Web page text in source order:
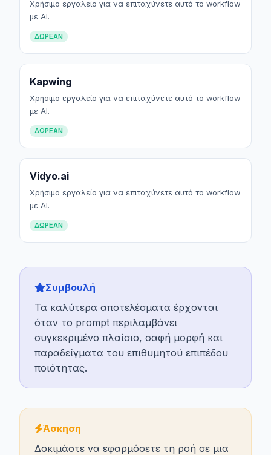
Χρήσιμο εργαλείο για να επιταχύνετε αυτό το workflow
με AI.
ΔΩΡΕΆΝ
Kapwing
Χρήσιμο εργαλείο για να επιταχύνετε αυτό το workflow
με AI.
ΔΩΡΕΆΝ
Vidyo.ai
Χρήσιμο εργαλείο για να επιταχύνετε αυτό το workflow
με AI.
ΔΩΡΕΆΝ
Συμβουλή
Τα καλύτερα αποτελέσματα έρχονται
όταν το prompt περιλαμβάνει
συγκεκριμένο πλαίσιο, σαφή μορφή και
παραδείγματα του επιθυμητού επιπέδου
ποιότητας.
Άσκηση
Δοκιμάστε να εφαρμόσετε τη ροή σε μια